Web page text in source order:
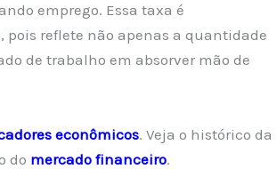
emprego. Essa taxa é
reflete não apenas a quantidade
de trabalho em absorver mão de
econômicos. Veja o histórico da
do mercado financeiro.